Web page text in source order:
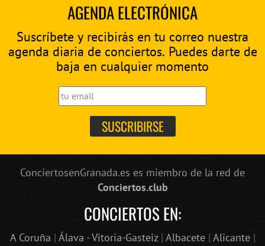
AGENDA ELECTRÓNICA
Suscríbete y recibirás en tu correo nuestra
agenda diaria de conciertos. Puedes darte de
baja en cualquier momento
ConciertosenGranada.es es miembro de la red de
Conciertos.club
CONCIERTOS EN:
A Coruña | Álava - Vitoria-Gasteiz| Albacete| Alicante|